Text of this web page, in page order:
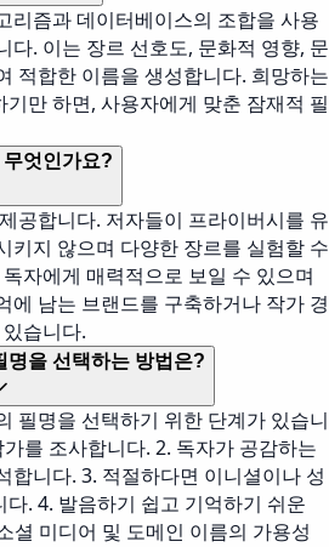
리즘과 데이터베이스의 조합을 사용
다. 이는 장르 선호도, 문화적 영향, 문
적합한 이름을 생성합니다. 희망하는
만 하면, 사용자에게 맞춘 잠재적 필
엇인가요?
공합니다. 저자들이 프라이버시를 유
키지 않으며 다양한 장르를 실험할 수
자에게 매력적으로 보일 수 있으며
에 남는 브랜드를 구축하거나 작가 경
습니다.
명을 선택하는 방법은?
필명을 선택하기 위한 단계가 있습니
를 조사합니다. 2. 독자가 공감하는
합니다. 3. 적절하다면 이니셜이나 성
. 4. 발음하기 쉽고 기억하기 쉬운
셜 미디어 및 도메인 이름의 가용성